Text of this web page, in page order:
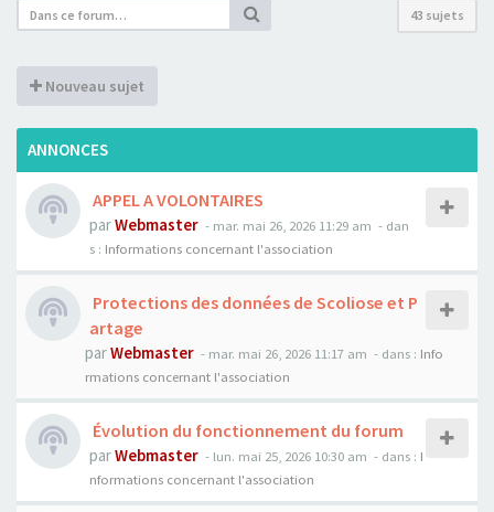
43 sujets
Nouveau sujet
ANNONCES
APPEL A VOLONTAIRES
parWebmaster - mar. mai 26, 2026 11:29 am - dan
s : Informations concernant l'association
Protections des données de Scoliose et P
artage
parWebmaster - mar. mai 26, 2026 11:17 am - dans : Info
rmations concernant l'association
Évolution du fonctionnement du forum
parWebmaster - lun. mai 25, 2026 10:30 am - dans : I
nformations concernant l'association